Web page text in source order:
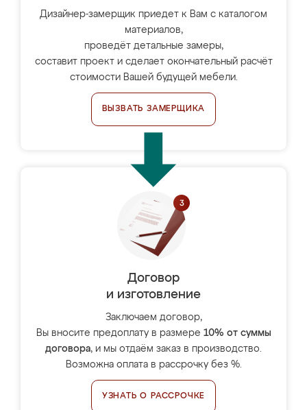
Дизайнер-замерщик приедет к Вам с каталогом
материалов,
проведёт детальные замеры,
составит проект и сделает окончательный расчёт
стоимости Вашей будущей мебели.
ВЫЗВАТЬ ЗАМЕРЩИКА
Договор
и изготовление
Заключаем договор,
Вы вносите предоплату в размере 10% от суммы
договора, и мы отдаём заказ в производство.
Возможна оплата в рассрочку без %.
УЗНАТЬ О РАССРОЧКЕ